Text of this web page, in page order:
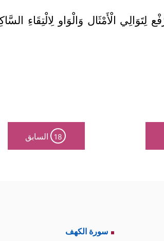
الْأَمْثَال وَالْوَاو لِالْتِقَاءِ
18 السابق
سورة الكهف